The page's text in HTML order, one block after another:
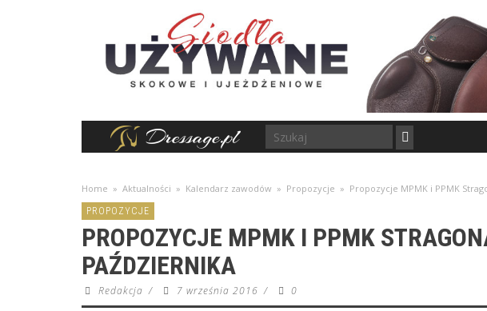
Home » Aktualności » Kalendarz zawodów » Propozycje » Propozycje MPMK i PPMK
PROPOZYCJE
PROPOZYCJE MPMK I PPMK
PAŹDZIERNIKA
Redakcja / 7 września 2016 / 0